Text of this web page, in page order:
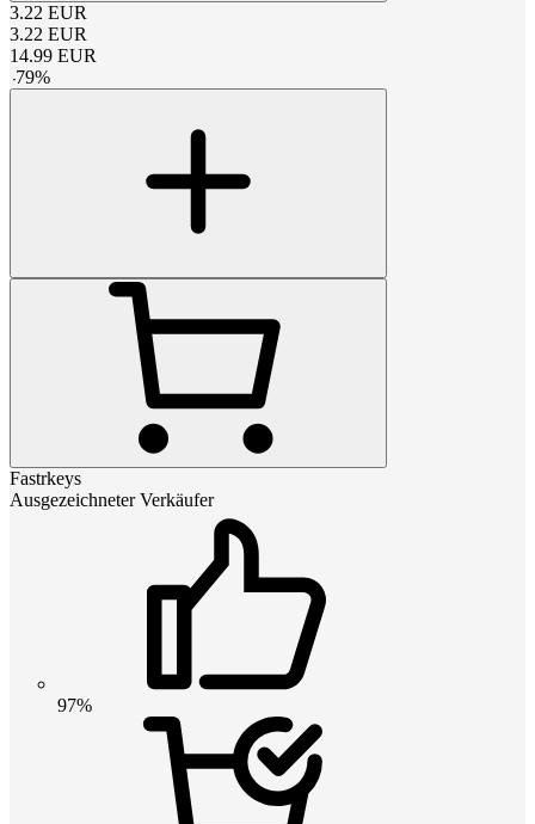
3.22 EUR
3.22 EUR
14.99 EUR
-79%
Fastrkeys
Ausgezeichneter Verkäufer
97%